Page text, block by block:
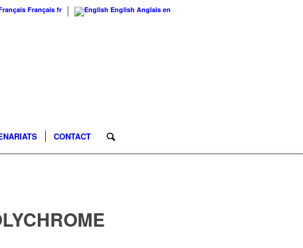
Français fr English Anglais en
CONTACT